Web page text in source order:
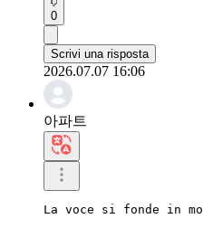
0
Scrivi una risposta
2026.07.07 16:06
아파트
La voce si fonde in